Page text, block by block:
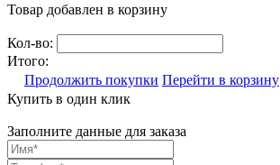
Товар добавлен в корзину
Кол-во:
Итого:
Продолжить покупки Перейти в корзину
Купить в один клик
Заполните данные для заказа